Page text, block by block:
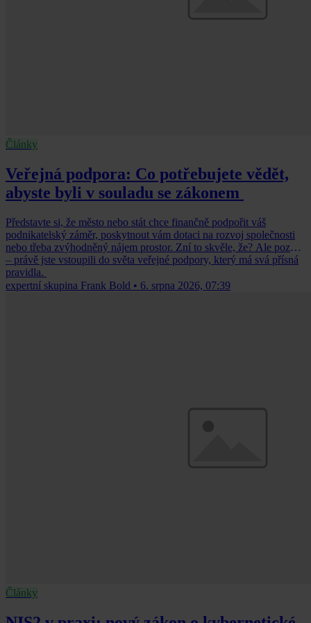
Články
Veřejná podpora: Co potřebujete vědět,
abyste byli v souladu se zákonem
Představte si, že město nebo stát chce finančně podpořit váš
podnikatelský záměr, poskytnout vám dotaci na rozvoj společnosti
nebo třeba zvýhodněný nájem prostor. Zní to skvěle, že? Ale pozor
– právě jste vstoupili do světa veřejné podpory, který má svá přísná
pravidla.
expertní skupina Frank Bold • 6. srpna 2026, 07:39
Články